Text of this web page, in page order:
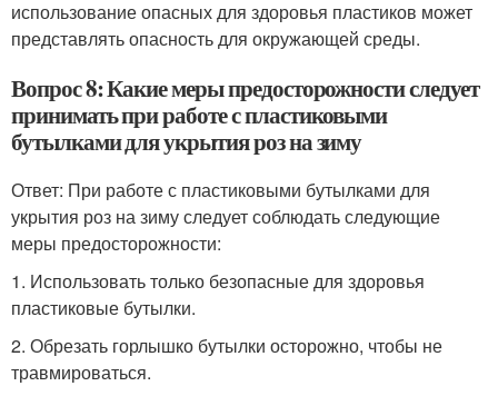
использование опасных для здоровья пластиков может
представлять опасность для окружающей среды.
Вопрос 8: Какие меры предосторожности следует
принимать при работе с пластиковыми
бутылками для укрытия роз на зиму
Ответ: При работе с пластиковыми бутылками для
укрытия роз на зиму следует соблюдать следующие
меры предосторожности:
1. Использовать только безопасные для здоровья
пластиковые бутылки.
2. Обрезать горлышко бутылки осторожно, чтобы не
травмироваться.